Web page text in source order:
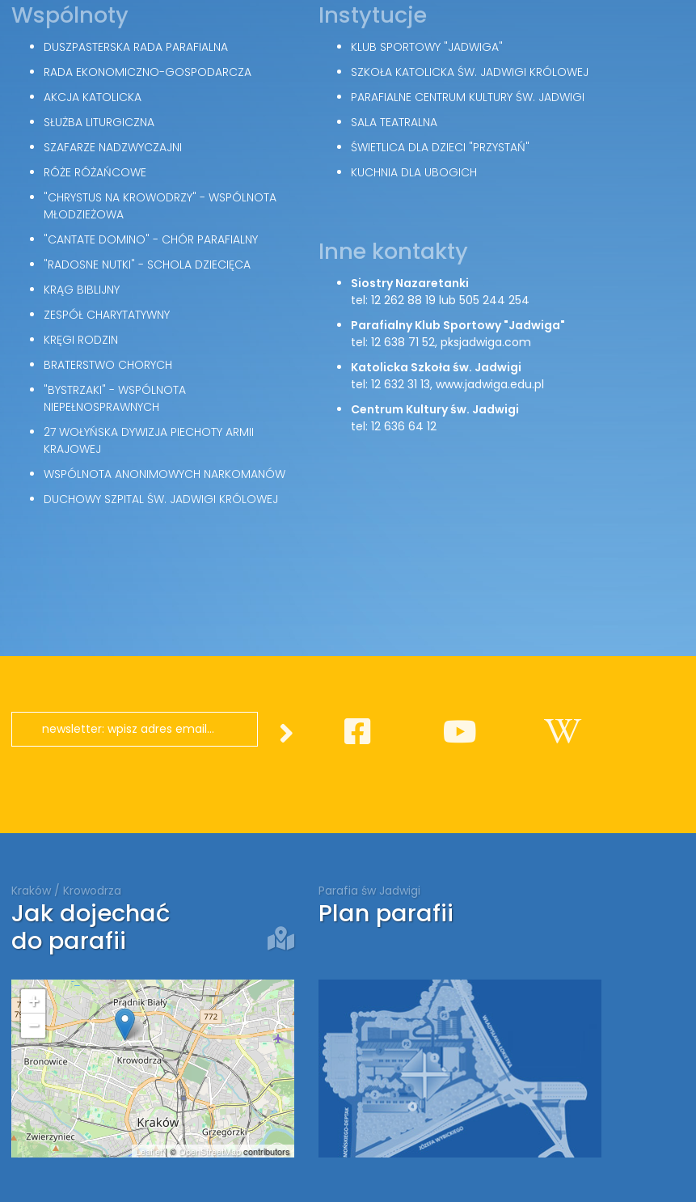
Wspólnoty
DUSZPASTERSKA RADA PARAFIALNA
RADA EKONOMICZNO-GOSPODARCZA
AKCJA KATOLICKA
SŁUŻBA LITURGICZNA
SZAFARZE NADZWYCZAJNI
RÓŻE RÓŻAŃCOWE
"CHRYSTUS NA KROWODRZY" - WSPÓLNOTA
MŁODZIEŻOWA
"CANTATE DOMINO" - CHÓR PARAFIALNY
"RADOSNE NUTKI" - SCHOLA DZIECIĘCA
KRĄG BIBLIJNY
ZESPÓŁ CHARYTATYWNY
KRĘGI RODZIN
BRATERSTWO CHORYCH
"BYSTRZAKI" - WSPÓLNOTA
NIEPEŁNOSPRAWNYCH
27 WOŁYŃSKA DYWIZJA PIECHOTY ARMII
KRAJOWEJ
WSPÓLNOTA ANONIMOWYCH NARKOMANÓW
DUCHOWY SZPITAL ŚW. JADWIGI KRÓLOWEJ
Instytucje
KLUB SPORTOWY "JADWIGA"
SZKOŁA KATOLICKA ŚW. JADWIGI KRÓLOWEJ
PARAFIALNE CENTRUM KULTURY ŚW. JADWIGI
SALA TEATRALNA
ŚWIETLICA DLA DZIECI "PRZYSTAŃ"
KUCHNIA DLA UBOGICH
Inne kontakty
Siostry Nazaretanki
tel: 12 262 88 19 lub 505 244 254
Parafialny Klub Sportowy "Jadwiga"
tel: 12 638 71 52, pksjadwiga.com
Katolicka Szkoła św. Jadwigi
tel: 12 632 31 13, www.jadwiga.edu.pl
Centrum Kultury św. Jadwigi
tel: 12 636 64 12
Kraków / Krowodrza
Jak dojechać
do parafii
+
−
Leaflet| © OpenStreetMapcontributors
Parafia św Jadwigi
Plan parafii